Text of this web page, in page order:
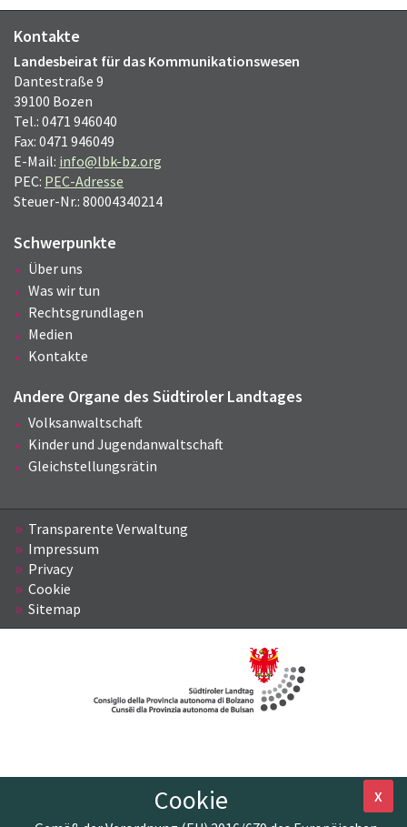
Kontakte
Landesbeirat für das Kommunikationswesen
Dantestraße 9
39100 Bozen
Tel.: 0471 946040
Fax: 0471 946049
E-Mail: info@lbk-bz.org
PEC: PEC-Adresse
Steuer-Nr.: 80004340214
Schwerpunkte
Über uns
Was wir tun
Rechtsgrundlagen
Medien
Kontakte
Andere Organe des Südtiroler Landtages
Volksanwaltschaft
Kinder und Jugendanwaltschaft
Gleichstellungsrätin
Transparente Verwaltung
Impressum
Privacy
Cookie
Sitemap
X
Cookie